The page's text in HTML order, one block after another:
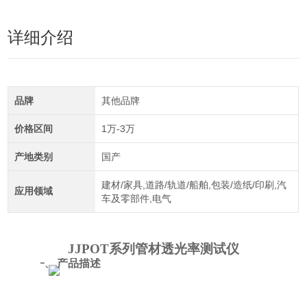
详细介绍
品牌 其他品牌
价格区间 1万-3万
产地类别 国产
应用领域
建材/家具,道路/轨道/船舶,包装/造纸/印刷,汽
车及零部件,电气
JJPOT系列管材透光率测试仪
一、产品描述